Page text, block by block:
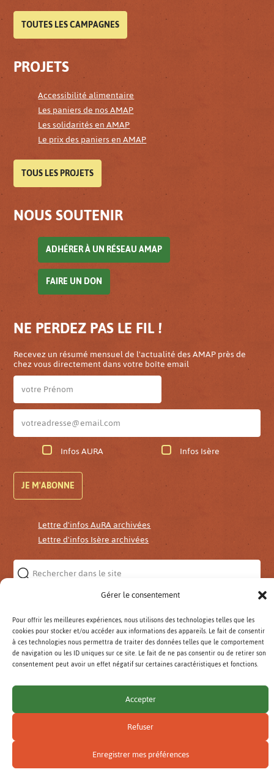
Gérer le consentement
Pour offrir les meilleures expériences, nous utilisons des technologies telles que les
cookies pour stocker et/ou accéder aux informations des appareils. Le fait de consentir
à ces technologies nous permettra de traiter des données telles que le comportement
de navigation ou les ID uniques sur ce site. Le fait de ne pas consentir ou de retirer son
consentement peut avoir un effet négatif sur certaines caractéristiques et fonctions.
Accepter
Refuser
Enregistrer mes préférences
TOUTES LES CAMPAGNES
PROJETS
Accessibilité alimentaire
Les paniers de nos AMAP
Les solidarités en AMAP
Le prix des paniers en AMAP
TOUS LES PROJETS
NOUS SOUTENIR
ADHÉRER À UN RÉSEAU AMAP
FAIRE UN DON
NE PERDEZ PAS LE FIL !
Recevez un résumé mensuel de l'actualité des AMAP près de
chez vous directement dans votre boîte email
Infos AURA Infos Isère
JE M'ABONNE
Lettre d'infos AuRA archivées
Lettre d'infos Isère archivées
Rechercher
:
Mentions légales
Gestion des cookies
© Réseau AMAP Auvergne-Rhône-Alpes